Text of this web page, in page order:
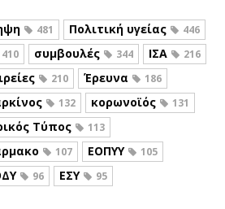
481 Πολιτική υγείας 446
410 συμβουλές 344 ΙΣΑ 216
210 Έρευνα 186
132 κορωνοϊός 131
Τύπος 113
107 ΕΟΠΥΥ 105
96 ΕΣΥ 95